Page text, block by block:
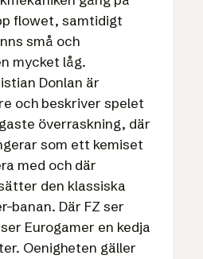
flowet, samtidigt
små och
mycket låg.
Donlan är
och beskriver spelet
överraskning, där
som ett kemiset
med och där
den klassiska
banan. Där FZ ser
Eurogamer en kedja
Oenigheten gäller